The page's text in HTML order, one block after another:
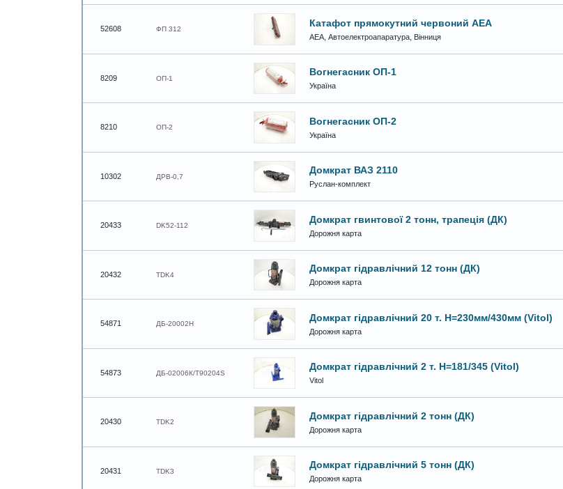
52608 ФП 312
Катафот прямокутний червоний АЕА
АЕА, Автоелектроапаратура, Вінниця
8209 ОП-1
Вогнегасник ОП-1
Україна
8210 ОП-2
Вогнегасник ОП-2
Україна
10302 ДРВ-0,7
Домкрат ВАЗ 2110
Руслан-комплект
20433 DK52-112
Домкрат гвинтової 2 тонн, трапеція (ДК)
Дорожня карта
20432 TDK4
Домкрат гідравлічний 12 тонн (ДК)
Дорожня карта
54871 ДБ-20002Н
Домкрат гідравлічний 20 т. H=230мм/430мм (Vitol)
Дорожня карта
54873 ДБ-02006К/T90204S
Домкрат гідравлічний 2 т. Н=181/345 (Vitol)
Vitol
20430 TDK2
Домкрат гідравлічний 2 тонн (ДК)
Дорожня карта
20431 TDK3
Домкрат гідравлічний 5 тонн (ДК)
Дорожня карта